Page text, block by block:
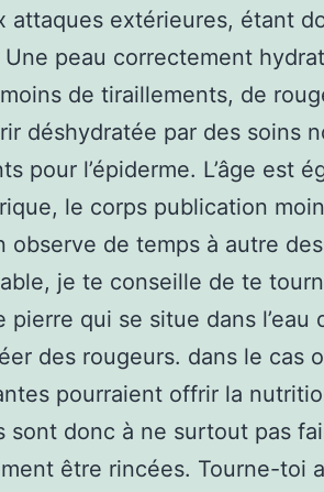
attaques extérieures, étant
Une peau correctement
de tiraillements, de
déshydratée par des soins
pour l’épiderme. L’âge est
le corps publication
observe de temps à autre
je te conseille de te
pierre qui se situe dans
des rougeurs. dans le cas
pourraient offrir la
sont donc à ne surtout pas
être rincées. Tourne-toi